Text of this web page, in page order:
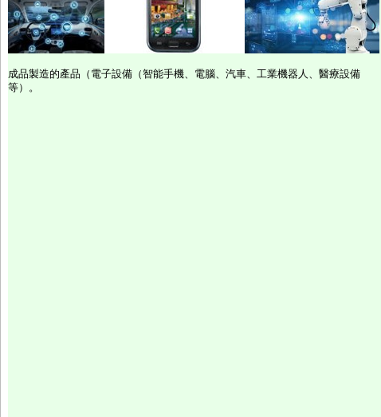
成品製造的產品（電子設備（智能手機、電腦、汽車、工業機器人、醫療設備
等）。